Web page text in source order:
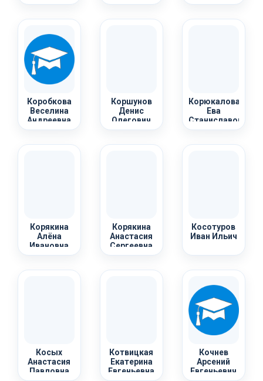
Коробкова
Веселина
Андреевна
Коршунов
Денис
Олегович
Корюкалова
Ева
Станиславовна
Корякина
Алёна
Ивановна
Корякина
Анастасия
Сергеевна
Косотуров
Иван Ильич
Косых
Анастасия
Павловна
Котвицкая
Екатерина
Евгеньевна
Кочнев
Арсений
Евгеньевич